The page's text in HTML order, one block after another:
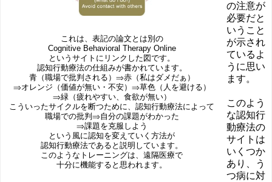
これは、表記の論文とは別の
Cognitive Behavioral Therapy Online
というサイトにリンクした図です。
認知行動療法の仕組みが書かれています。
青（職場で批判される）⇒赤（私はダメだぁ）
⇒オレンジ（価値が無い・不安）⇒草色（人を避ける）
⇒緑（疲れやすい、食欲が無い）
こういったサイクルを断つために、認知行動療法によって
職場での批判⇒自分の課題がわかった
⇒課題を克服しよう
という風に認知を変えていく方法が
認知行動療法であると説明しています。
このようなトレーニングは、遠隔医療で
十分に機能すると思われます。
の注意が
必要だと
いうこと
が示され
ているよ
うに思い
ます。
このよう
な認知行
動療法の
サイトは
いくつか
あり、う
つ病に対